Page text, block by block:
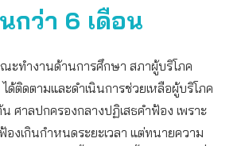
กว่า 6 เดือน
ะทำงานด้านการศึกษา สภาผู้บริโภค
ด้ติดตามและดำเนินการช่วยเหลือผู้บริโภค
ศาลปกครองกลางปฏิเสธคำฟ้อง เพราะ
งเกินกำหนดระยะเวลา แต่ทนายความ